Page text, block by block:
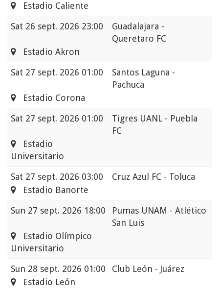
Estadio Caliente
Sat 26 sept. 2026 23:00
Guadalajara -
Queretaro FC
Estadio Akron
Sat 27 sept. 2026 01:00
Santos Laguna -
Pachuca
Estadio Corona
Sat 27 sept. 2026 01:00
Tigres UANL - Puebla
FC
Estadio
Universitario
Sat 27 sept. 2026 03:00
Cruz Azul FC - Toluca
Estadio Banorte
Sun 27 sept. 2026 18:00
Pumas UNAM - Atlético
San Luis
Estadio Olímpico
Universitario
Sun 28 sept. 2026 01:00
Club León - Juárez
Estadio León